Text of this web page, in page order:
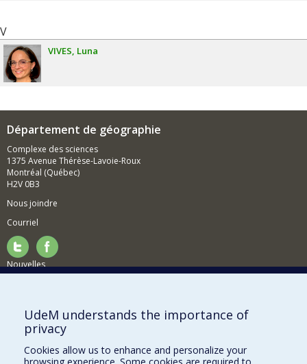
V
VIVES Luna
Département de géographie
Complexe des sciences
1375 Avenue Thérèse-Lavoie-Roux
Montréal (Québec)
H2V 0B3
Nous joindre
Courriel
Nouvelles
Comment soutenir le Département?
BESOIN D'AIDE?
Plan du site
UdeM understands the importance of
privacy
Cookies allow us to enhance and personalize your
browsing experience. Some cookies are required to